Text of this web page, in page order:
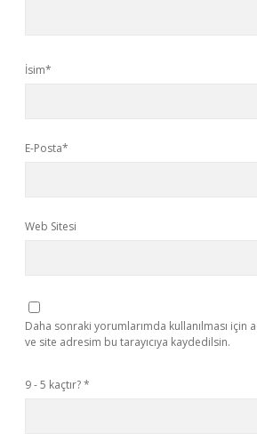
İsim*
E-Posta*
Web Sitesi
Daha sonraki yorumlarımda kullanılması için
ve site adresim bu tarayıcıya kaydedilsin.
9 - 5 kaçtır?*